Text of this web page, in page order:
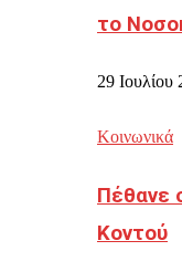
το
29 Ιουλίου
Κοινωνικά
Πέθανε
Κοντού